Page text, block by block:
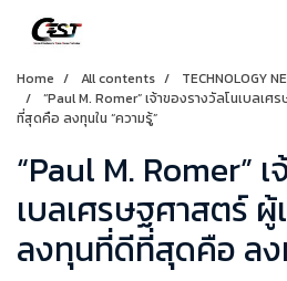
Home All contents
TECHNOLOGY
“Paul M. Romer” เจ้าของรางวัลโนเบลเ
ที่สุดคือ ลงทุนใน “ความรู้”
“Paul M. Romer”
เบลเศรษฐศาสตร์ ผู้
ลงทุนที่ดีที่สุดคือ ลง